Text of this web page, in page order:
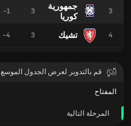
3
جمهورية
كوريا
4 تشيك
3
-1
3
-4
قم بالتدوير لعرض الجدول الموسع
المفتاح
المرحلة التالية